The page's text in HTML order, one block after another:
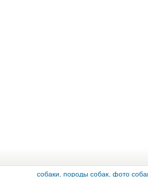
собаки, породы собак, фото